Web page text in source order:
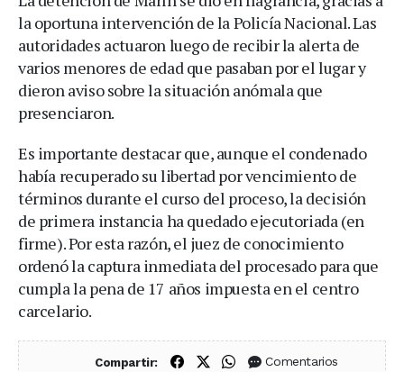
la oportuna intervención de la Policía Nacional. Las
autoridades actuaron luego de recibir la alerta de
varios menores de edad que pasaban por el lugar y
dieron aviso sobre la situación anómala que
presenciaron.
Es importante destacar que, aunque el condenado
había recuperado su libertad por vencimiento de
términos durante el curso del proceso, la decisión
de primera instancia ha quedado ejecutoriada (en
firme). Por esta razón, el juez de conocimiento
ordenó la captura inmediata del procesado para que
cumpla la pena de 17 años impuesta en el centro
carcelario.
Compartir: Compartir en Facebook
Compartir en X (Twitter)
Compartir en WhatsApp
Comentarios